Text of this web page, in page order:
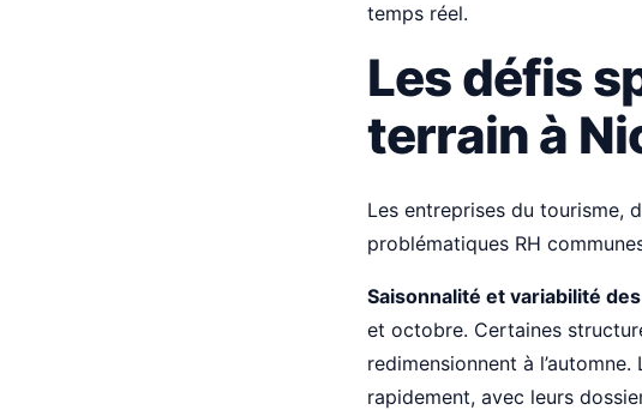
temps réel.
Les défis
terrain à
Les entreprises du tourisme,
problématiques RH
Saisonnalité et variabilité
et octobre. Certaines
redimensionnent à
rapidement, avec leurs